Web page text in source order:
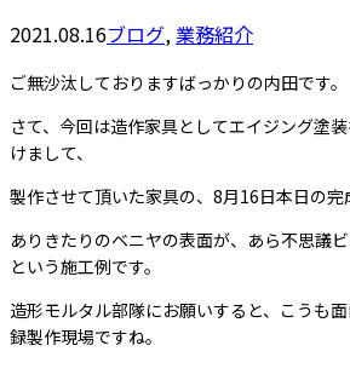
2021.08.16ブログ,業務紹介
ご無沙汰しておりますばっかりの内田です。
さて、今回は造作家具としてエイジング塗
けまして、
製作させて頂いた家具の、8月16日本日の完
ありきたりのベニヤの表面が、あら不思議
という施工例です。
造形モルタル部隊にお願いすると、こうも
録製作現場ですね。